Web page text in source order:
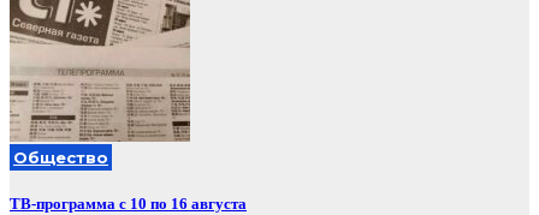
Общество
ТВ-программа с 10 по 16 августа